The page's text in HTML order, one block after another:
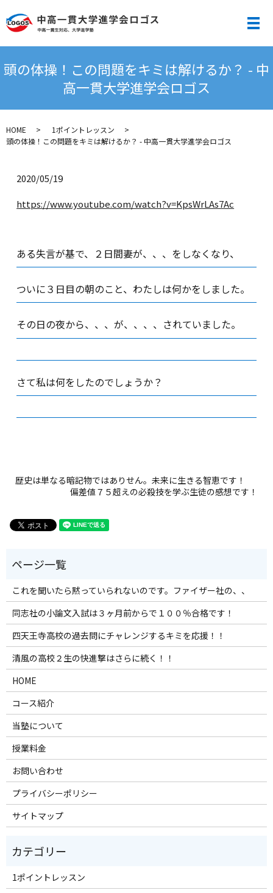
メ
頭の体操！この問題をキミは解けるか？ - 中
高一貫大学進学会ロゴス
HOME
1ポイントレッスン
頭の体操！この問題をキミは解けるか？ - 中高一貫大学進学会ロゴス
2020/05/19
https://www.youtube.com/watch?v=KpsWrLAs7Ac
ある失言が基で、２日間妻が、、、をしなくなり、
ついに３日目の朝のこと、わたしは何かをしました。
その日の夜から、、、が、、、、されていました。
さて私は何をしたのでしょうか？
歴史は単なる暗記物ではありせん。未来に生きる智恵です！
偏差値７５超えの必殺技を学ぶ生徒の感想です！
これを聞いたら黙っていられないのです。ファイザー社の、、
同志社の小論文入試は３ヶ月前からで１００％合格です！
四天王寺高校の過去問にチャレンジするキミを応援！！
清風の高校２生の快進撃はさらに続く！！
HOME
コース紹介
当塾について
授業料金
お問い合わせ
プライバシーポリシー
サイトマップ
1ポイントレッスン